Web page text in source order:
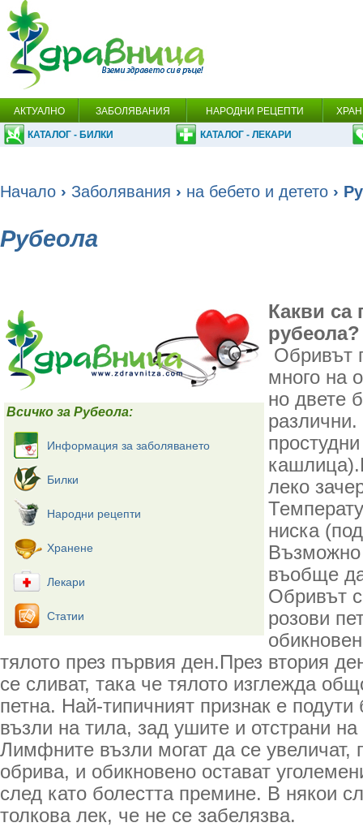
АКТУАЛНО ЗАБОЛЯВАНИЯ НАРОДНИ РЕЦЕПТИ
КАТАЛОГ - БИЛКИ КАТАЛОГ - ЛЕКАРИ
Начало › Заболявания › на бебето и детето ›
Рубеола
Всичко за Рубеола:
Информация за заболяването
Билки
Народни рецепти
Хранене
Лекари
Статии
Какви са
рубеола?
Обривът
много на
но двете
леко
ниска
Възможно
въобще
Обривът
розови
тялото през първия ден.През втория
се сливат, така че тялото изглежда
петна. Най-типичният признак е
възли на тила, зад ушите и отстрани
Лимфните възли могат да се увеличат,
обрива, и обикновено остават
след като болестта премине. В някои
толкова лек, че не се забелязва.